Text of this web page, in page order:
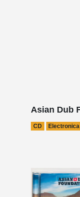
Asian Dub
CD Electronica